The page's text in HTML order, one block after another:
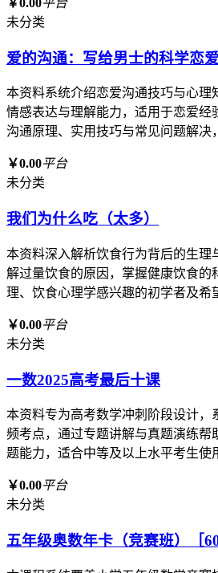
￥0.00平台
未分类
爱的沟通：写给男士的科学恋
本资料系统介绍恋爱沟通技巧与心理
情感表达与理解能力，适用于恋爱经
沟通原理、实用技巧与常见问题解决
￥0.00平台
未分类
我们为什么吃（太多）
本资料深入解析饮食行为背后的生理
解过量饮食的原因，掌握健康饮食的
理、饮食心理学感兴趣的初学者及希
￥0.00平台
未分类
一数2025高考最后十课
本资料专为高考数学冲刺阶段设计，
频考点，通过专题讲解与真题演练帮
题能力，适合中等及以上水平考生使
￥0.00平台
未分类
五年级奥数年卡（竞赛班）［